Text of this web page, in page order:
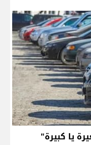
يا كبيرة"